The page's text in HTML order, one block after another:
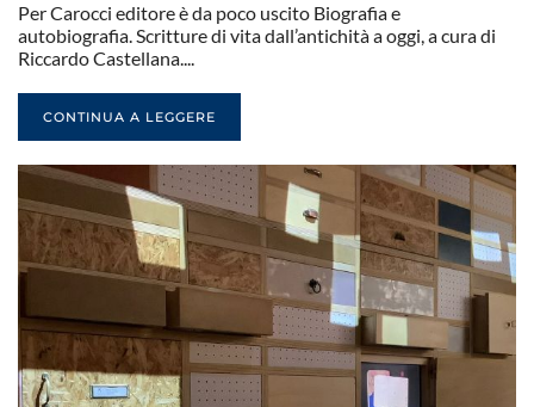
Per Carocci editore è da poco uscito Biografia e
autobiografia. Scritture di vita dall’antichità a oggi, a cura di
Riccardo Castellana....
CONTINUA A LEGGERE